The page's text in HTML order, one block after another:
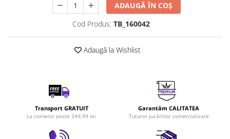
LEGO Architecture
LEGO Speed Champions
ADAUGĂ ÎN COȘ
Cod Produs: TB_160042
Adaugă la Wishlist
Transport GRATUIT
La comenzi peste 349.99 lei
Garantăm CALITATEA
Tuturor jucăriilor comercializate